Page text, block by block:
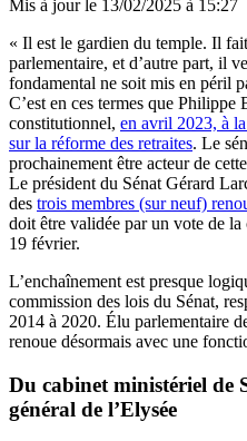
Mis à jour le 13/02/2025 à 15:27
« Il est le gardien du temple. Il
parlementaire, et d’autre part, il
fondamental ne soit mis en péril
C’est en ces termes que
constitutionnel, en avril 2023, à
sur la réforme des retraites. Le
prochainement être acteur de
Le président du Sénat Gérard
des trois membres (sur neuf)
doit être validée par un vote de
19 février.
L’enchaînement est presque
commission des lois du Sénat,
2014 à 2020. Élu parlementaire
renoue désormais avec une
Du cabinet ministériel de
général de l’Elysée